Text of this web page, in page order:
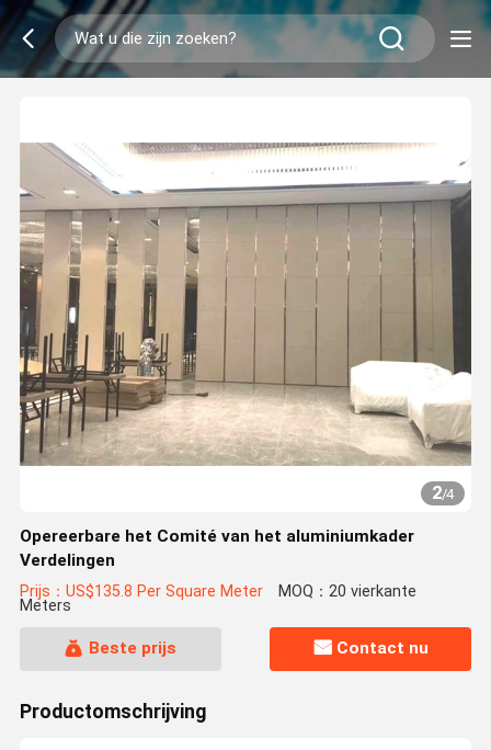
2/4
Opereerbare het Comité van het aluminiumkader
Verdelingen
Prijs：US$135.8 Per Square Meter MOQ：20 vierkante
Meters
Beste prijs Contact nu
Productomschrijving